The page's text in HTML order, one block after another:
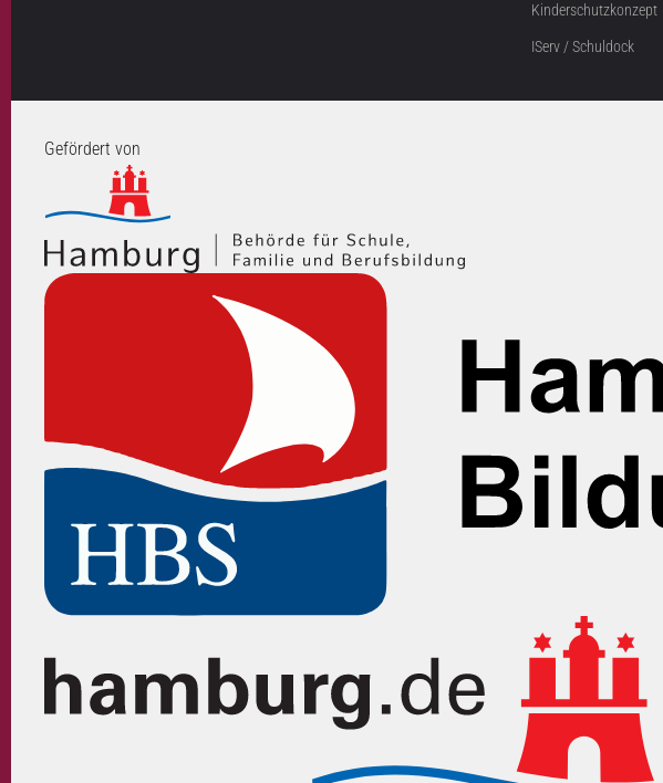
Kinderschutzkonzept
IServ / Schuldock
Gefördert von